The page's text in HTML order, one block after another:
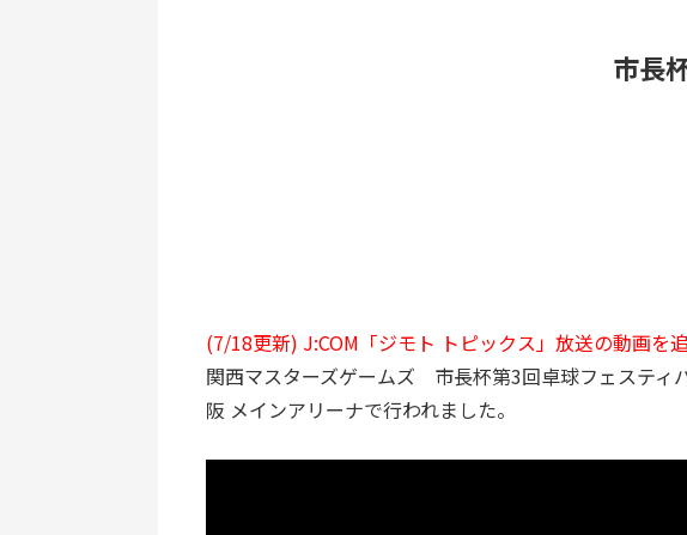
市長
(7/18更新) J:COM「ジモト トピックス」放送の動画を
関西マスターズゲームズ 市長杯第3回卓球フェスティ
阪 メインアリーナで行われました。